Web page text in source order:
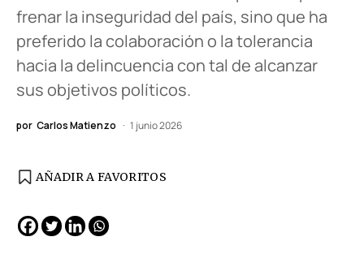
frenar la inseguridad del país, sino que ha
preferido la colaboración o la tolerancia
hacia la delincuencia con tal de alcanzar
sus objetivos políticos.
por Carlos Matienzo 1 junio 2026
AÑADIR A FAVORITOS